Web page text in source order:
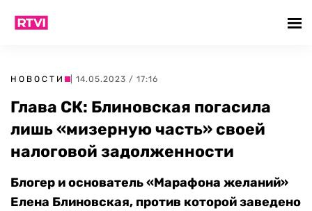
НОВОСТИ | 14.05.2023 / 17:16
Глава СК: Блиновская погасила
лишь «мизерную часть» своей
налоговой задолженности
Блогер и основатель «Марафона желаний»
Елена Блиновская, против которой заведено